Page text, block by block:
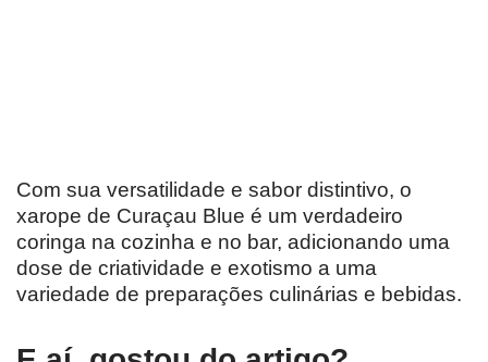
Com sua versatilidade e sabor distintivo, o
xarope de Curaçau Blue é um verdadeiro
coringa na cozinha e no bar, adicionando uma
dose de criatividade e exotismo a uma
variedade de preparações culinárias e bebidas.